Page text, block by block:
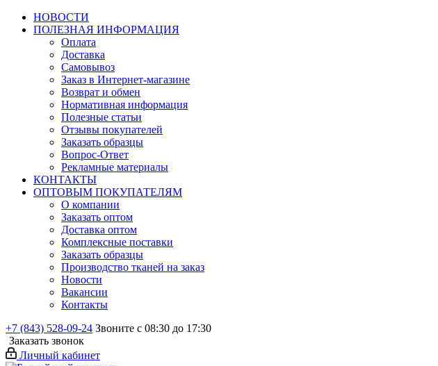
НОВОСТИ
ПОЛЕЗНАЯ ИНФОРМАЦИЯ
Оплата
Доставка
Самовывоз
Заказ в Интернет-магазине
Возврат и обмен
Нормативная информация
Полезные статьи
Отзывы покупателей
Заказать образцы
Вопрос-Ответ
Рекламные материалы
КОНТАКТЫ
ОПТОВЫМ ПОКУПАТЕЛЯМ
О компании
Заказать оптом
Доставка оптом
Комплексные поставки
Заказать образцы
Производство тканей на заказ
Новости
Вакансии
Контакты
+7 (843) 528-09-24 Звоните с 08:30 до 17:30
Заказать звонок
Личный кабинет